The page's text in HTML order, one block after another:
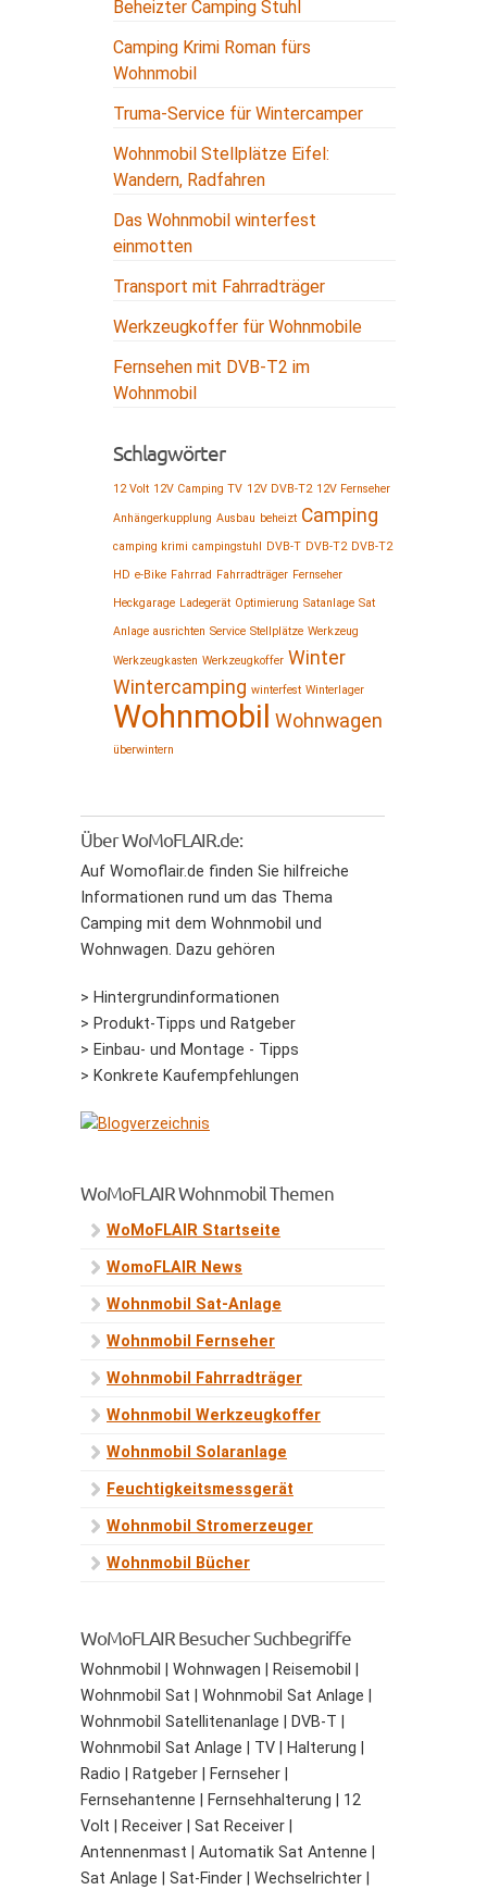
Beheizter Camping Stuhl
Camping Krimi Roman fürs
Wohnmobil
Truma-Service für Wintercamper
Wohnmobil Stellplätze Eifel:
Wandern, Radfahren
Das Wohnmobil winterfest
einmotten
Transport mit Fahrradträger
Werkzeugkoffer für Wohnmobile
Fernsehen mit DVB-T2 im
Wohnmobil
Schlagwörter
12 Volt 12V Camping TV 12V DVB-T2 12V Fernseher
Anhängerkupplung Ausbau beheizt Camping
camping krimi campingstuhl DVB-T DVB-T2 DVB-T2
HD e-Bike Fahrrad Fahrradträger Fernseher
Heckgarage Ladegerät Optimierung Satanlage Sat
Anlage ausrichten Service Stellplätze Werkzeug
Werkzeugkasten Werkzeugkoffer Winter
Wintercamping winterfest Winterlager
Wohnmobil Wohnwagen
überwintern
Über WoMoFLAIR.de:
Auf Womoflair.de finden Sie hilfreiche
Informationen rund um das Thema
Camping mit dem Wohnmobil und
Wohnwagen. Dazu gehören
> Hintergrundinformationen
> Produkt-Tipps und Ratgeber
> Einbau- und Montage - Tipps
> Konkrete Kaufempfehlungen
WoMoFLAIR Wohnmobil Themen
WoMoFLAIR Startseite
WomoFLAIR News
Wohnmobil Sat-Anlage
Wohnmobil Fernseher
Wohnmobil Fahrradträger
Wohnmobil Werkzeugkoffer
Wohnmobil Solaranlage
Feuchtigkeitsmessgerät
Wohnmobil Stromerzeuger
Wohnmobil Bücher
WoMoFLAIR Besucher Suchbegriffe
Wohnmobil | Wohnwagen | Reisemobil |
Wohnmobil Sat | Wohnmobil Sat Anlage |
Wohnmobil Satellitenanlage | DVB-T |
Wohnmobil Sat Anlage | TV | Halterung |
Radio | Ratgeber | Fernseher |
Fernsehantenne | Fernsehhalterung | 12
Volt | Receiver | Sat Receiver |
Antennenmast | Automatik Sat Antenne |
Sat Anlage | Sat-Finder | Wechselrichter |